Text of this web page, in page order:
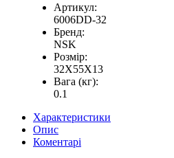
Артикул:
6006DD-32
Бренд:
NSK
Розмір:
32X55X13
Вага (кг):
0.1
Характеристики
Опис
Коментарі